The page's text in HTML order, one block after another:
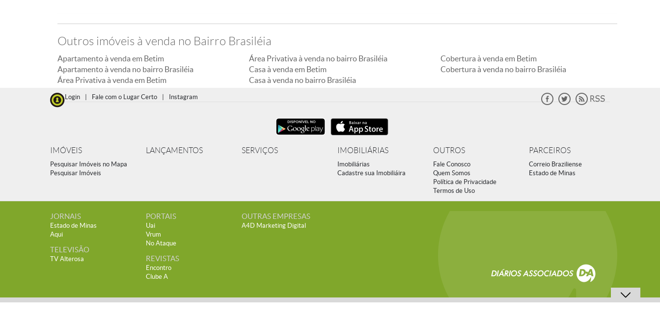
Outros imóveis à venda no Bairro Brasiléia
Apartamento à venda em Betim
Apartamento à venda no bairro Brasiléia
Área Privativa à venda em Betim
Área Privativa à venda no bairro Brasiléia
Casa à venda em Betim
Casa à venda no bairro Brasiléia
Cobertura à venda em Betim
Cobertura à venda no bairro Brasiléia
Login Fale com o Lugar Certo Instagram
IMÓVEIS
Pesquisar Imóveis no Mapa
Pesquisar Imóveis
LANÇAMENTOS SERVIÇOS IMOBILIÁRIAS
Imobiliárias
Cadastre sua Imobiliáira
OUTROS
Fale Conosco
Quem Somos
Política de Privacidade
Termos de Uso
PARCEIROS
Correio Braziliense
Estado de Minas
JORNAIS
Estado de Minas
Aqui
TELEVISÃO
TV Alterosa
PORTAIS
Uai
Vrum
No Ataque
REVISTAS
Encontro
Clube A
OUTRAS EMPRESAS
A4D Marketing Digital